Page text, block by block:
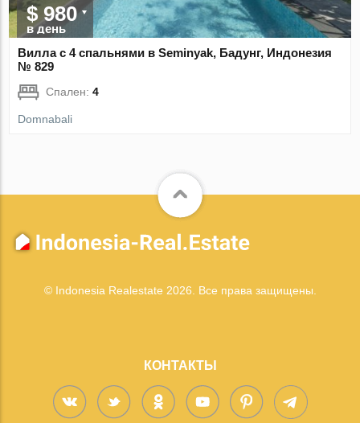
$ 980
в день
Вилла с 4 спальнями в Seminyak, Бадунг, Индонезия
№ 829
Спален:4
Domnabali
© Indonesia Realestate 2026. Все права защищены.
КОНТАКТЫ